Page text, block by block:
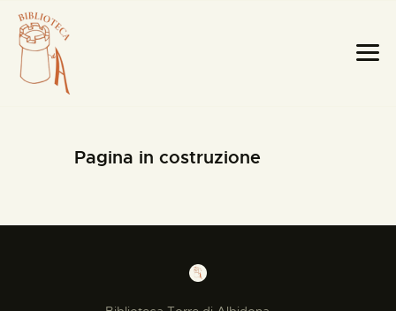
Pagina in costruzione